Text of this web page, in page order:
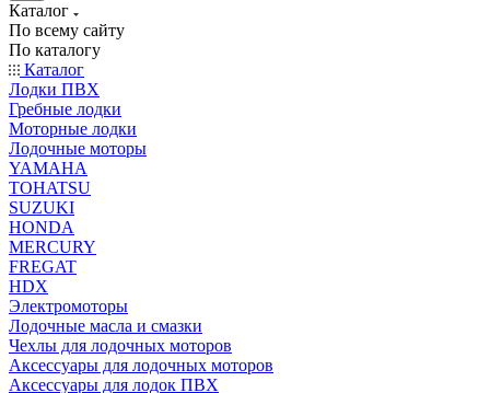
Каталог
По всему сайту
По каталогу
Каталог
Лодки ПВХ
Гребные лодки
Моторные лодки
Лодочные моторы
YAMAHA
TOHATSU
SUZUKI
HONDA
MERCURY
FREGAT
HDX
Электромоторы
Лодочные масла и смазки
Чехлы для лодочных моторов
Аксессуары для лодочных моторов
Аксессуары для лодок ПВХ